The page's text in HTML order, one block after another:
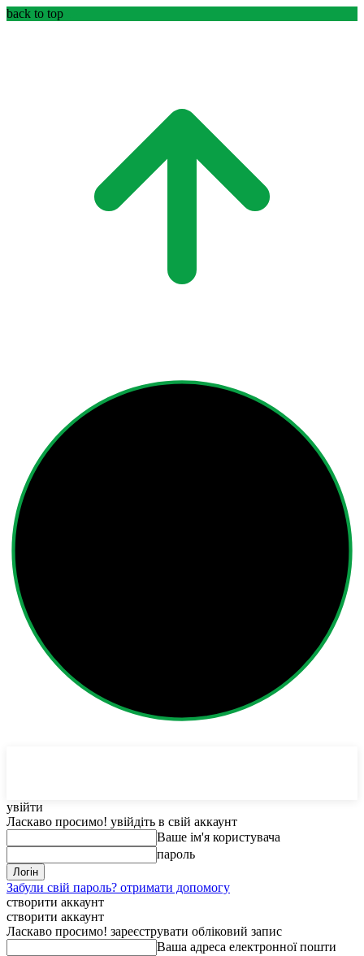
back to top
увійти
Ласкаво просимо! увійдіть в свій аккаунт
Ваше ім'я користувача
пароль
Забули свій пароль? отримати допомогу
створити аккаунт
створити аккаунт
Ласкаво просимо! зареєструвати обліковий запис
Ваша адреса електронної пошти